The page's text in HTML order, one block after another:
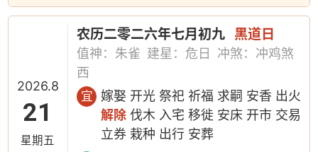
2026.8
21
星期五
农历二零二六年七月初九 黑道日
值神：朱雀 建星：危日
冲煞：冲鸡煞
西
宜
嫁娶 开光 祭祀 祈福 求嗣 安香 出火
解除 伐木 入宅 移徙 安床 开市 交易
立券 栽种 出行 安葬